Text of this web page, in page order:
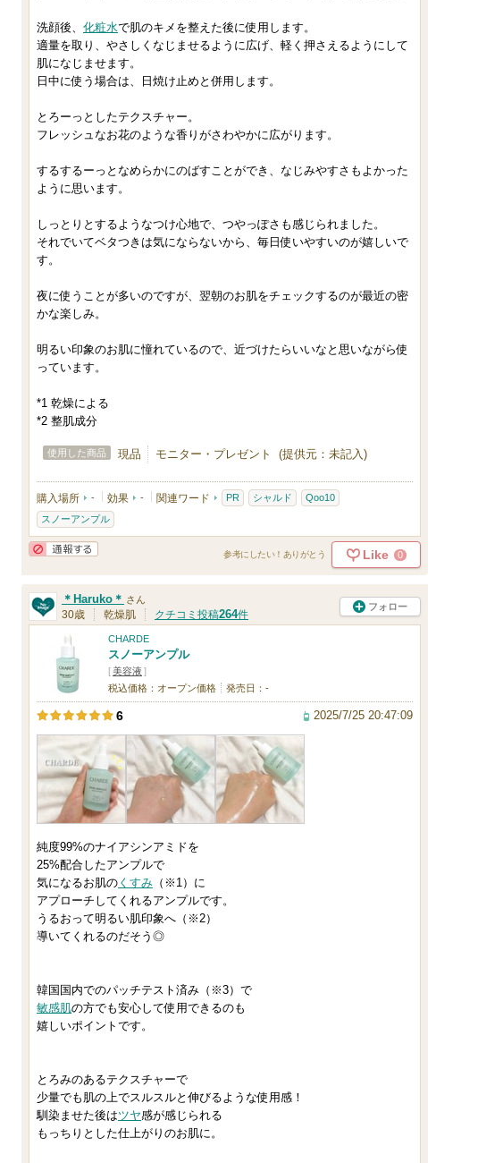
登
録
さ
て
い
ま
洗顔後、 化粧水で肌のキメを整えた後に使用します。
適量を取り、やさしくなじませるように広げ、軽く押さえるようにして
肌になじませます。
日中に使う場合は、日焼け止めと併用します。
とろーっとしたテクスチャー。
フレッシュなお花のような香りがさわやかに広がります。
するするーっとなめらかにのばすことができ、なじみやすさもよかった
ように思います。
しっとりとするようなつけ心地で、つやっぽさも感じられました。
それでいてベタつきは気にならないから、毎日使いやすいのが嬉しいで
す。
夜に使うことが多いのですが、翌朝のお肌をチェックするのが最近の密
かな楽しみ。
明るい印象のお肌に憧れているので、近づけたらいいなと思いながら使
っています。
*1 乾燥による
*2 整肌成分
使用した商品 現品 モニター・プレゼント (提供元：未記入)
購入場所 - 効果 - 関連ワード PR シャルド
Qoo10
スノーアンプル
参考にしたい！ありがとう Like 0
＊Haruko＊ さん
30歳 乾燥肌 クチコミ投稿264件
フォロー
CHARDE
スノーアンプル
[美容液]
税込価格：オープン価格
発売日：-
6 2025/7/25 20:47:09
純度99%のナイアシンアミドを
25%配合したアンプルで
気になるお肌の くすみ （※1）に
アプローチしてくれるアンプルです。
うるおって明るい肌印象へ（※2）
導いてくれるのだそう◎
韓国国内でのパッチテスト済み（※3）で
敏感肌の方でも安心して使用できるのも
嬉しいポイントです。
とろみのあるテクスチャーで
少量でも肌の上でスルスルと伸びるような使用感！
馴染ませた後はツヤ感が感じられる
もっちりとした仕上がりのお肌に。